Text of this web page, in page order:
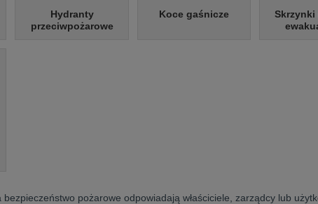
Hydranty
przeciwpożarowe
Koce gaśnicze
Skrzynki
pożarowe odpowiadają właściciele, zarządcy lub